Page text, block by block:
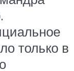
только в